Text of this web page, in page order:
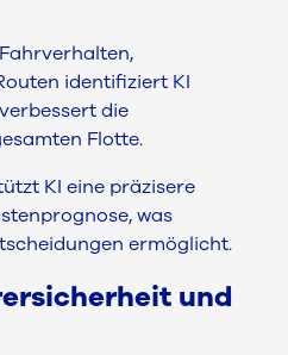
identifiziert KI
die
Flotte.
KI eine präzisere
was
ermöglicht.
und